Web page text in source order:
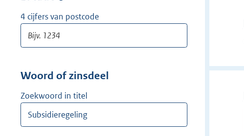
4 cijfers van postcode
Woord of zinsdeel
Zoekwoord in titel